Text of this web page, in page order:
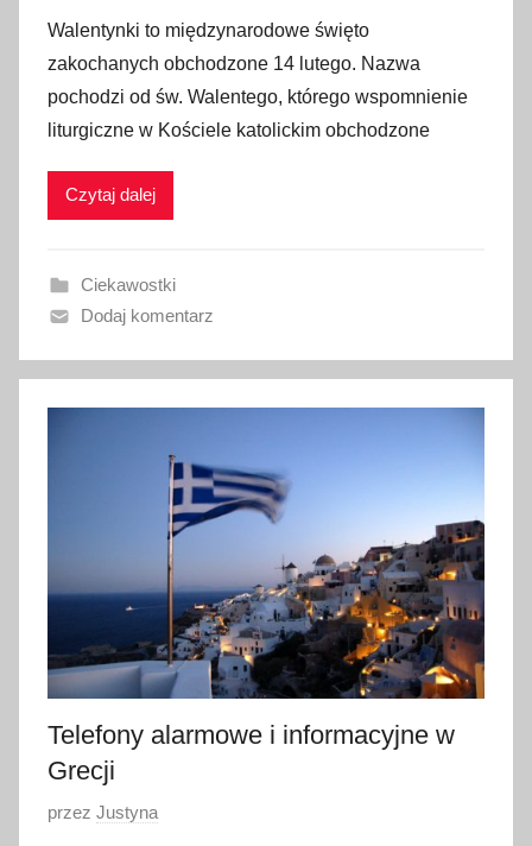
u
b
l
i
w
n
o
3
l
2
2
2
Walentynki to międzynarodowe święto
zakochanych obchodzone 14 lutego. Nazwa
pochodzi od św. Walentego, którego wspomnienie
liturgiczne w Kościele katolickim obchodzone
Czytaj dalej
Ciekawostki
Dodaj komentarz
Telefony alarmowe i informacyjne w
Grecji
O
przez Justyna